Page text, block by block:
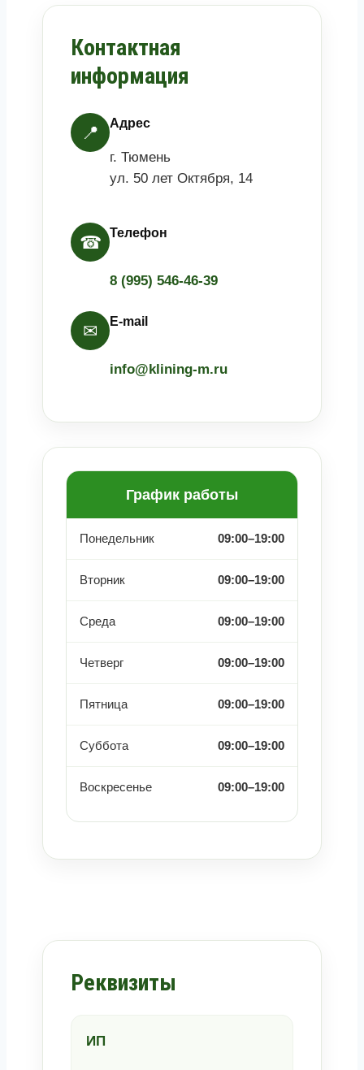
Контактная
информация
📍 Адрес
г. Тюмень
ул. 50 лет Октября, 14
☎ Телефон
8 (995) 546-46-39
✉ E-mail
info@klining-m.ru
График работы
Понедельник 09:00–19:00
Вторник 09:00–19:00
Среда 09:00–19:00
Четверг 09:00–19:00
Пятница 09:00–19:00
Суббота 09:00–19:00
Воскресенье 09:00–19:00
Реквизиты
ИП